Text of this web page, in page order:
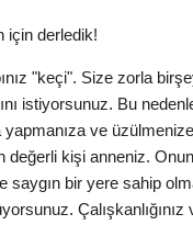
için derledik!
"keçi". Size zorla
istiyorsunuz. Bu
ve üzülmenize
değerli kişi anneniz.
bir yere sahip